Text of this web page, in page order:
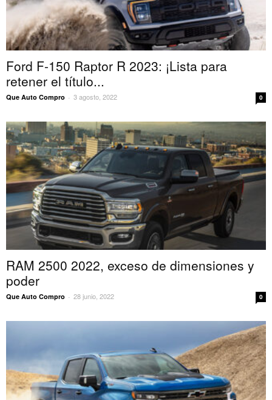
Ford F-150 Raptor R 2023: ¡Lista para
retener el título...
Que Auto Compro - 3 agosto, 2022 0
RAM 2500 2022, exceso de dimensiones y
poder
Que Auto Compro - 28 junio, 2022 0